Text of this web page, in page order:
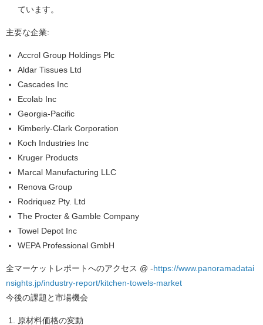
ています。
主要な企業:
Accrol Group Holdings Plc
Aldar Tissues Ltd
Cascades Inc
Ecolab Inc
Georgia-Pacific
Kimberly-Clark Corporation
Koch Industries Inc
Kruger Products
Marcal Manufacturing LLC
Renova Group
Rodriquez Pty. Ltd
The Procter & Gamble Company
Towel Depot Inc
WEPA Professional GmbH
全マーケットレポートへのアクセス @ -https://www.panoramadatai
nsights.jp/industry-report/kitchen-towels-market
今後の課題と市場機会
原材料価格の変動